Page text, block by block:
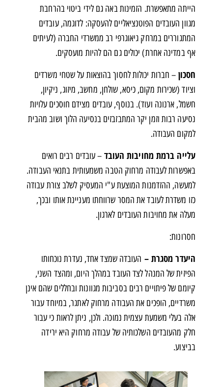
הייתה מתאפשרת. הזמינות באה גם לידי ביטוי בהרחבת
מגוון העובדים הפוטנציאליים להעסקה: לדוגמה, עובדים
המתגוררים במרחק גיאוגרפי רב ממשרדי החברה (לעיתים
אף במדינה אחרת) יכולים גם הם להיות מועסקים.
חסכון – חברות יכולות לחסוך בהוצאות על שטחי משרדים
וציוד (שכירות מקום, כיסא, שולחן, מחשב, מיזוג, ניקיון,
חשמל, ארנונה ועוד). בנוסף, עובדים מצידם חוסכים עלויות
נסיעה רבות וזמן יקר המתבזבזים בנסיעה הלוך ושוב מהבית
למקום העבודה.
עלייה ברמת מחויבות העובד – עובדים רבים רואים
באפשרות לעבודה מרחוק הטבה משמעותית בתנאי העבודה.
למעשה, ההזדמנות המוצעת ע"י המעסיק לשלב צורת עבודה
כזו משדרת לעובד את המסר שרווחתו מעניינת אותו ובכך,
מעלה את מחויבות העובדים לארגון.
חסרונות:
היעדר מסגרת – העובדה שמצד אחד, נעדרת נוכחותו
הפיזית של המנהל לצד העובד במהלך היום, ומהצד השני,
קיומם של פיתויים רבים בסביבות מגוונות ובחללים שהם אינן
משרדיים, הופכים את העבודה מרחוק לאתגר, במיוחד עבור
אלה בעלי משמעת עצמית נמוכה. ולכן, ניתן לראות כי עבור
חלק מהעובדים השלכותיה של עבודה מרחוק היא ירידה
בביצוע.